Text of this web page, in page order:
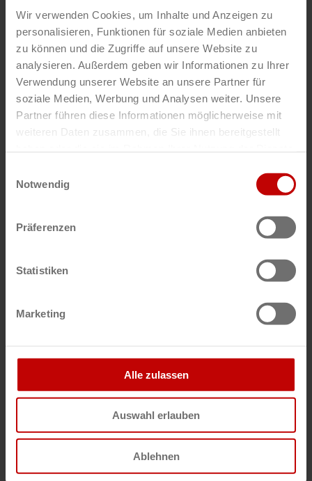
Wir verwenden Cookies, um Inhalte und Anzeigen zu
personalisieren, Funktionen für soziale Medien anbieten
zu können und die Zugriffe auf unsere Website zu
analysieren. Außerdem geben wir Informationen zu Ihrer
Verwendung unserer Website an unsere Partner für
soziale Medien, Werbung und Analysen weiter. Unsere
Partner führen diese Informationen möglicherweise mit
weiteren Daten zusammen, die Sie ihnen bereitgestellt
Notwendig
Präferenzen
Statistiken
Marketing
Alle zulassen
Auswahl erlauben
Ablehnen
Laufenberg
DE
Knorr-Bremse